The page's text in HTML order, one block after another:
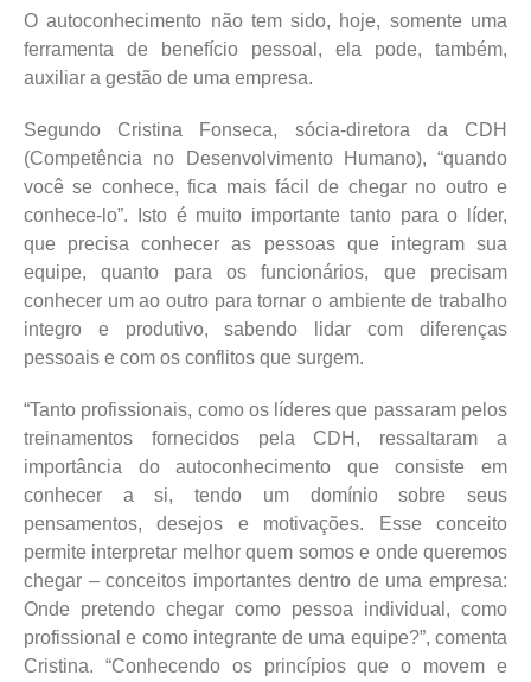
O autoconhecimento não tem sido, hoje, somente uma
ferramenta de benefício pessoal, ela pode, também,
auxiliar a gestão de uma empresa.
Segundo Cristina Fonseca, sócia-diretora da CDH
(Competência no Desenvolvimento Humano), “quando
você se conhece, fica mais fácil de chegar no outro e
conhece-lo”. Isto é muito importante tanto para o líder,
que precisa conhecer as pessoas que integram sua
equipe, quanto para os funcionários, que precisam
conhecer um ao outro para tornar o ambiente de trabalho
integro e produtivo, sabendo lidar com diferenças
pessoais e com os conflitos que surgem.
“Tanto profissionais, como os líderes que passaram pelos
treinamentos fornecidos pela CDH, ressaltaram a
importância do autoconhecimento que consiste em
conhecer a si, tendo um domínio sobre seus
pensamentos, desejos e motivações. Esse conceito
permite interpretar melhor quem somos e onde queremos
chegar – conceitos importantes dentro de uma empresa:
Onde pretendo chegar como pessoa individual, como
profissional e como integrante de uma equipe?”, comenta
Cristina. “Conhecendo os princípios que o movem e